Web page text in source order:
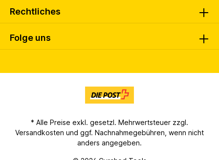
Folge uns
Rechtliches
* Alle Preise exkl. gesetzl. Mehrwertsteuer zzgl.
Versandkosten und ggf. Nachnahmegebühren, wenn nicht
anders angegeben.